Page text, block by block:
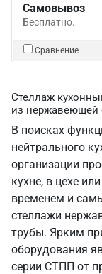
Самовывоз
Бесплатно.
Сравнение
Стеллаж
из нержавеющей
В поисках
нейтрального
организации
кухне, в цехе
временем и
стеллажи
трубы. Ярким
оборудования
серии СТПП от